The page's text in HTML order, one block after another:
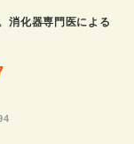
消化器専門医による